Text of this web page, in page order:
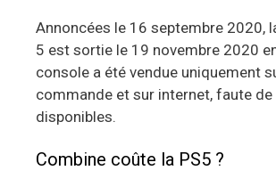
Annoncées le 16 septembre 2020,
5 est sortie le 19 novembre 2020
console a été vendue uniquement
commande et sur internet, faute
disponibles.
Combine coûte la PS5 ?